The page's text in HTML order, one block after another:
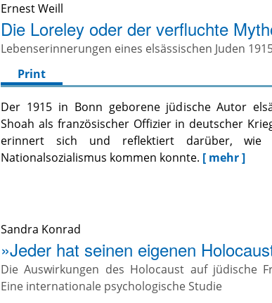
Ernest Weill
Die Loreley oder der verfluchte
Lebenserinnerungen eines elsässischen Juden
Print
Der 1915 in Bonn geborene jüdische Autor
Shoah als französischer Offizier in deutscher
erinnert sich und reflektiert darüber, wie
Nationalsozialismus kommen konnte. [ mehr ]
Sandra Konrad
»Jeder hat seinen eigenen
Die Auswirkungen des Holocaust auf jüdische
Eine internationale psychologische Studie